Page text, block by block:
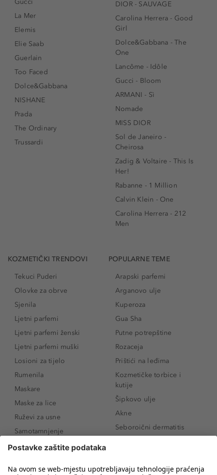
La Mer
Elemis
Elie Saab
Guerlain
Too Faced
Dolce&Gabbana
NISHANE
Prada
The Ordinary
Trussardi
DIOR - SAUVAGE
Carolina Herrera - Good
Girl
Dolce&Gabbana - The
One
Lancôme - Idôle
Gucci - Bloom
ARMANI - Sì
Nomade
MISS DIOR
Sol de Janeiro -
Cheirosa
Zadig & Voltaire - This Is
Her!
Rabanne - 1 Million
Calvin Klein - One
Carolina Herrera - 212
Men
KOZMETIČKI TRENDOVI
Tekuci Puderi
Olovke za obrve
Sjenila
Ljetni parfemi
Ljetni parfemi ženski
Ljetni parfemi muški
Losioni za tijelo
Rumenila
Maskare
Maske za lice
Ruževi za usne
Samotamnjenje
Puderi
Proizvodi za obrve
POPULARNE TEME
Arapski parfemi
Arganovo ulje
Kuperoza
Gua Sha
Putne potrepštine
Rozaceja
Prištići na leđima
Kozmetičke torbice i
kutije
Šipkovo ulje
Akne
Seboroični dermatitis
Novo